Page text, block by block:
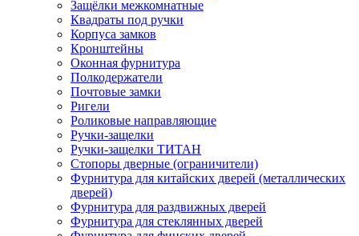
Защёлки межкомнатные
Квадраты под ручки
Корпуса замков
Кронштейны
Оконная фурнитура
Полкодержатели
Почтовые замки
Ригели
Роликовые направляющие
Ручки-защелки
Ручки-защелки ТИТАН
Стопоры дверные (ограничители)
Фурнитура для китайских дверей (металлических
дверей)
Фурнитура для раздвижных дверей
Фурнитура для стеклянных дверей